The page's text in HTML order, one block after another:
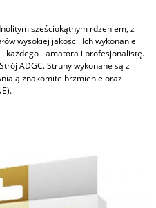
sześciokątnym rdzeniem, z
wysokiej jakości. Ich wykonanie i
każdego - amatora i profesjonalistę.
ADGC. Struny wykonane są z
znakomite brzmienie oraz